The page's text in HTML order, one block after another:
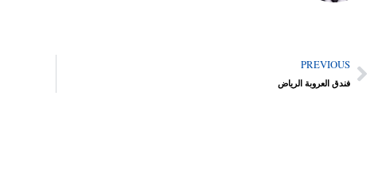
PREVIOUS
فندق العروبة الرياض